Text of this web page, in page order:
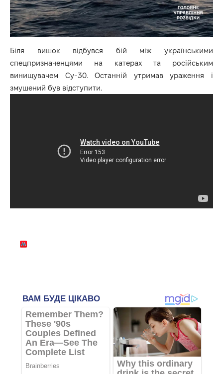
Біля вишок відбувся бій між українськими
спецпризначенцями на катерах та російським
винищувачем Су-30. Останній утримав ураження і
змушений був відступити.